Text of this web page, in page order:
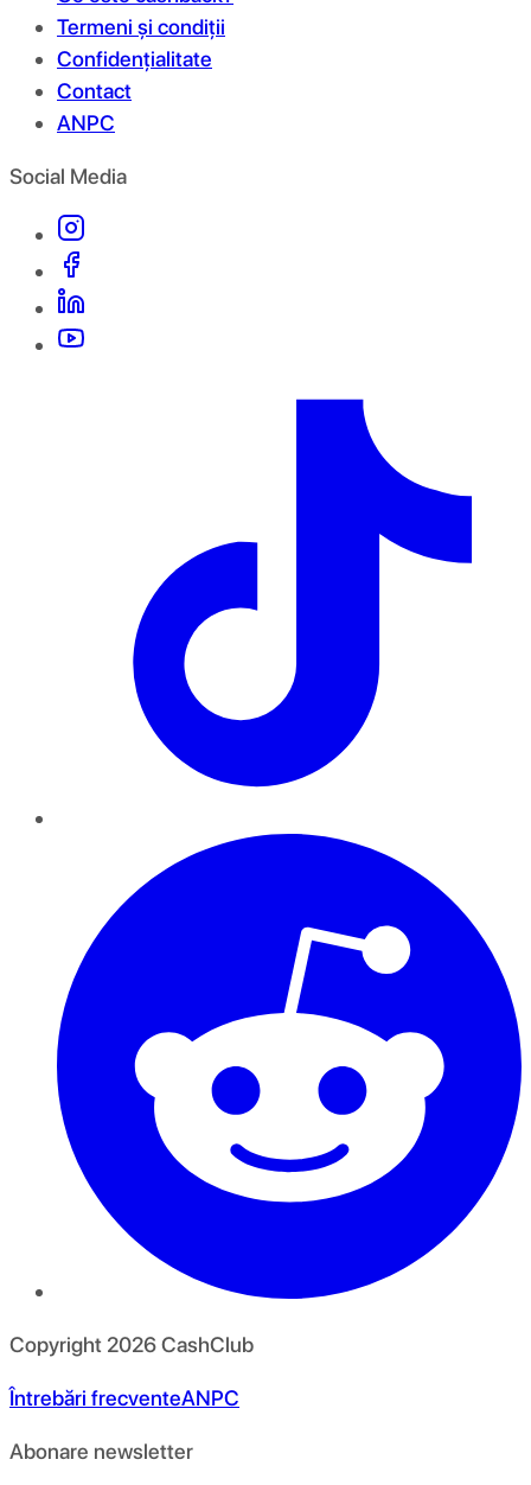
Termeni și condiții
Confidențialitate
Contact
ANPC
Social Media
Copyright 2026CashClub
Întrebări frecventeANPC
Abonare newsletter